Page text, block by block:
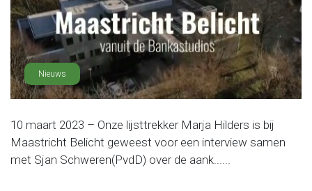
Nieuws
10 maart 2023 – Onze lijsttrekker Marja Hilders is bij
Maastricht Belicht geweest voor een interview samen
met Sjan Schweren(PvdD) over de aank......